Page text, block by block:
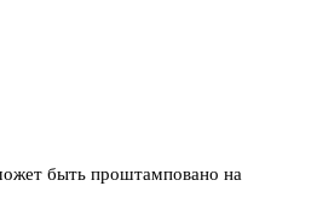
быть проштамповано на